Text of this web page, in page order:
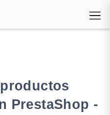
PrestaShop -